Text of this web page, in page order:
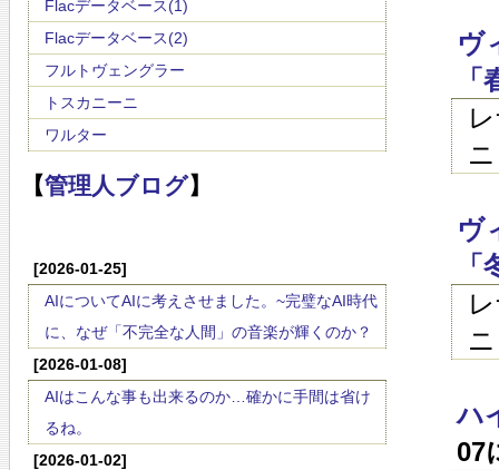
Flacデータベース(1)
Flacデータベース(2)
フルトヴェングラー
トスカニーニ
ワルター
【管理人ブログ】
[2026-01-25]
AIについてAIに考えさせました。~完璧なAI時代
に、なぜ「不完全な人間」の音楽が輝くのか？
[2026-01-08]
AIはこんな事も出来るのか…確かに手間は省け
るね。
[2026-01-02]
ヴ
「
ヴ
「
ハ
07